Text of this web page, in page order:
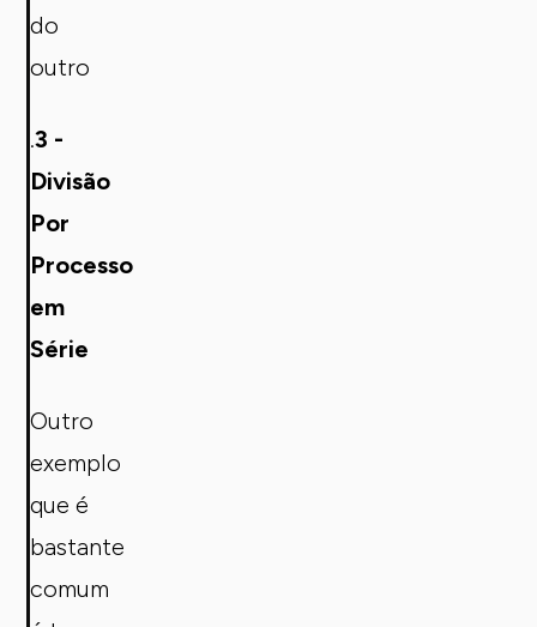
do
outro
.3 -
Divisão
Por
Processo
em
Série
Outro
exemplo
que é
bastante
comum